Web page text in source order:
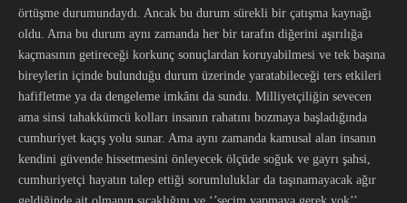
örtüşme durumundaydı. Ancak bu durum sürekli bir çatışma kaynağı
oldu. Ama bu durum aynı zamanda her bir tarafın diğerini aşırılığa
kaçmasının getireceği korkunç sonuçlardan koruyabilmesi ve tek başına
bireylerin içinde bulunduğu durum üzerinde yaratabileceği ters etkileri
hafifletme ya da dengeleme imkânı da sundu. Milliyetçiliğin sevecen
ama sinsi tahakkümcü kolları insanın rahatını bozmaya başladığında
cumhuriyet kaçış yolu sunar. Ama aynı zamanda kamusal alan insanın
kendini güvende hissetmesini önleyecek ölçüde soğuk ve gayrı şahsi,
cumhuriyetçi hayatın talep ettiği sorumluluklar da taşınamayacak ağır